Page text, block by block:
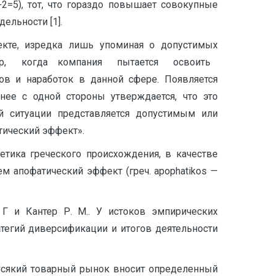
тот, что гораздо повышает совокупные
[1].
изредка лишь упоминая о допустимых
когда компания пытается освоить
наработок в данной сфере. Появляется
с одной стороны утверждается, что это
представляется допустимым или
эффект».
греческого происхождения, в качестве
апофатический эффект (греч. apophatikos —
и Кантер Р. М.. У истоков эмпирических
диверсификации и итогов деятельности
товарный рынок вносит определенный